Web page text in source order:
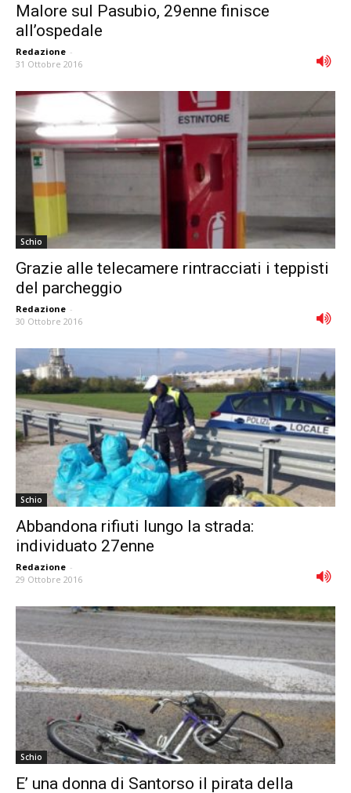
Malore sul Pasubio, 29enne finisce
all’ospedale
Redazione -
31 Ottobre 2016
Schio
Grazie alle telecamere rintracciati i teppisti
del parcheggio
Redazione -
30 Ottobre 2016
Schio
Abbandona rifiuti lungo la strada:
individuato 27enne
Redazione -
29 Ottobre 2016
Schio
E’ una donna di Santorso il pirata della